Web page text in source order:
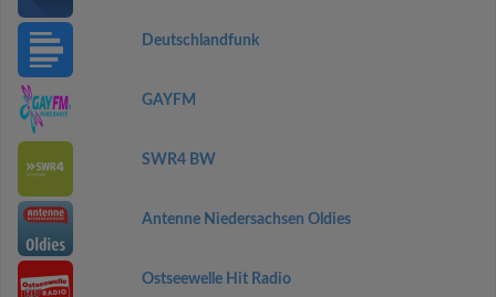
Deutschlandfunk
GAYFM
SWR4 BW
Antenne Niedersachsen Oldies
Ostseewelle Hit Radio